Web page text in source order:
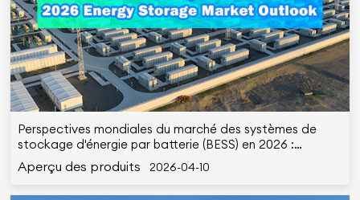
Perspectives mondiales du marché des systèmes de
stockage d'énergie par batterie (BESS) en 2026 :
pression sur les prix à court terme contre baisse des
coûts à long terme
Aperçu des produits 2026-04-10